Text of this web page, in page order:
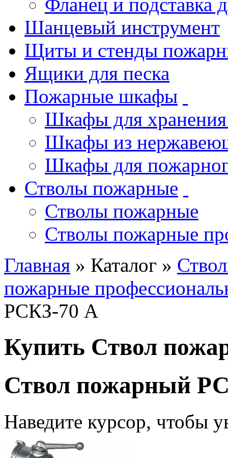
Шанцевый инструмент
Щиты и стенды
Ящики для песка
Пожарные шкафы
Шкафы для хранения
Шкафы из
Шкафы для
Стволы пожарные
Стволы пожарные
Стволы пожарные
Главная » Каталог »
пожарные
РСКЗ-70 А
Купить Ствол
Ствол пожарный
Наведите курсор, чтобы